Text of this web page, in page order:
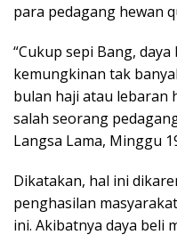
para pedagang hewan
“Cukup sepi Bang,
kemungkinan tak
bulan haji atau lebaran
salah seorang
Langsa Lama, Minggu
Dikatakan, hal ini
penghasilan
ini. Akibatnya daya beli